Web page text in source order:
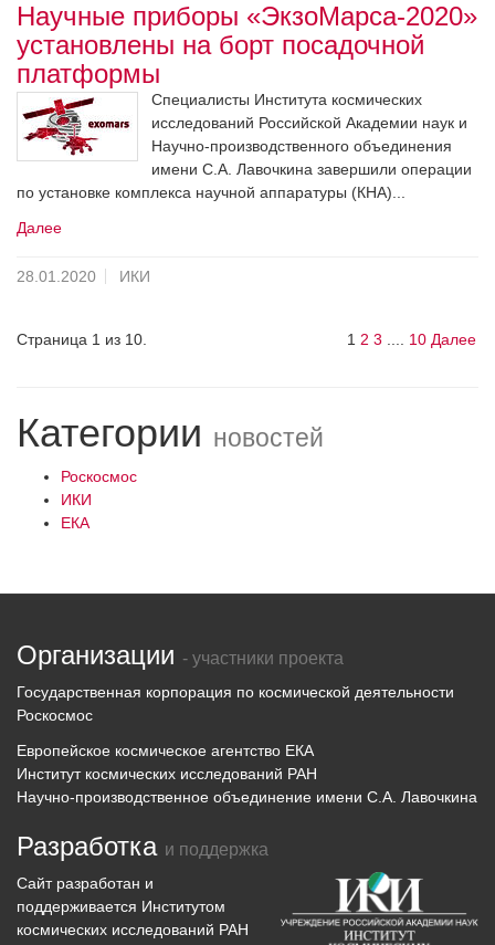
Научные приборы «ЭкзоМарса-2020»
установлены на борт посадочной
платформы
Специалисты Института космических
исследований Российской Академии наук и
Научно-производственного объединения
имени С.А. Лавочкина завершили операции
по установке комплекса научной аппаратуры (КНА)...
Далее
28.01.2020 ИКИ
Страница 1 из 10. 1 2 3 10 Далее
Категории новостей
Роскосмос
ИКИ
ЕКА
Организации - участники проекта
Государственная корпорация по космической деятельности
Роскосмос
Европейское космическое агентство ЕКА
Институт космических исследований РАН
Научно-производственное объединение имени С.А. Лавочкина
Разработка и поддержка
Сайт разработан и
поддерживается Институтом
космических исследований РАН